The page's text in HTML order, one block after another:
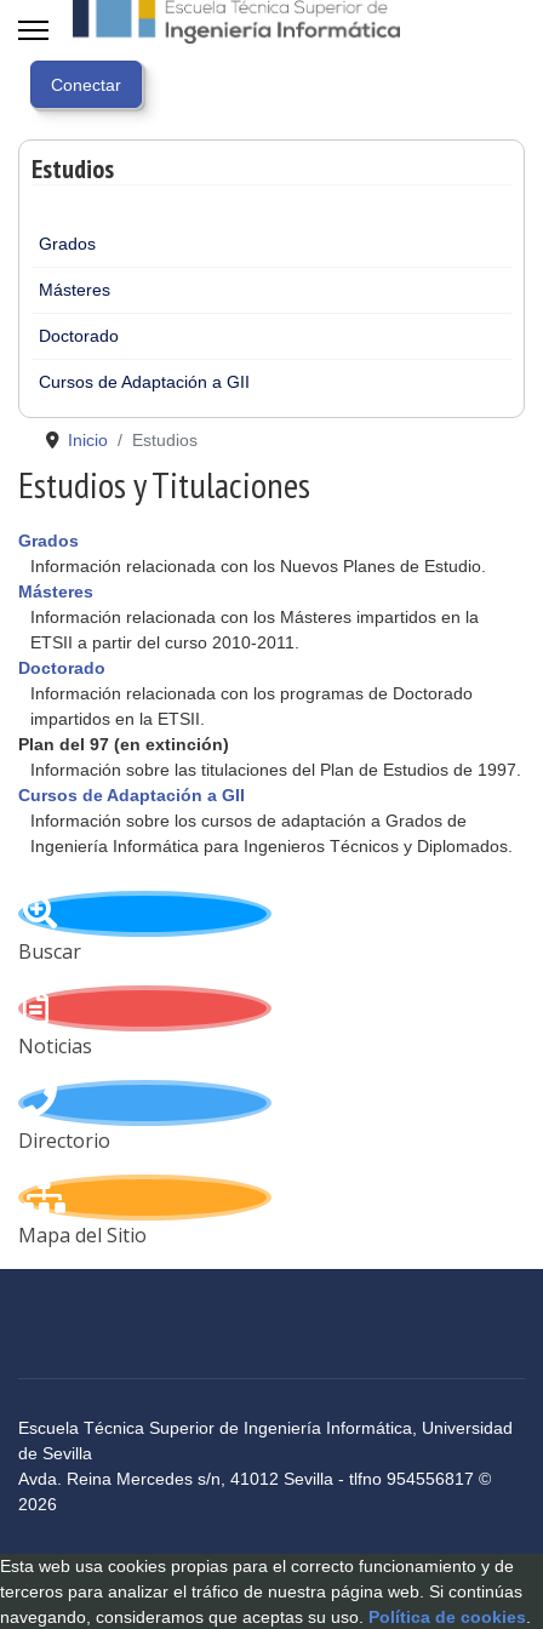
Estudios
Grados
Másteres
Doctorado
Cursos de Adaptación a GII
Inicio Estudios
Estudios y Titulaciones
Grados
Información relacionada con los Nuevos Planes de Estudio.
Másteres
Información relacionada con los Másteres impartidos en la
ETSII a partir del curso 2010-2011.
Doctorado
Información relacionada con los programas de Doctorado
impartidos en la ETSII.
Plan del 97 (en extinción)
Información sobre las titulaciones del Plan de Estudios de 1997.
Cursos de Adaptación a GII
Información sobre los cursos de adaptación a Grados de
Ingeniería Informática para Ingenieros Técnicos y Diplomados.
Buscar
Noticias
Directorio
Mapa del Sitio
Escuela Técnica Superior de Ingeniería Informática, Universidad
de Sevilla
Avda. Reina Mercedes s/n, 41012 Sevilla - tlfno 954556817 ©
2026
Esta web usa cookies propias para el correcto funcionamiento y de
terceros para analizar el tráfico de nuestra página web. Si continúas
navegando, consideramos que aceptas su uso. Política de cookies